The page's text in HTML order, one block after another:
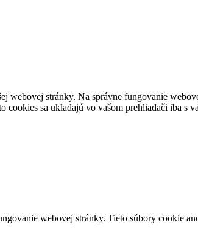
webovej stránky. Na správne fungovanie
cookies sa ukladajú vo vašom prehliadači iba s
webovej stránky. Tieto súbory cookie